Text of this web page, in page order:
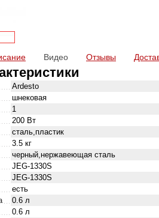
Видео Отзывы
Ardesto
шнековая
1
200 Вт
сталь,пластик
3.5 кг
черный,нержавеющая сталь
JEG-1330S
JEG-1330S
есть
0.6 л
0.6 л